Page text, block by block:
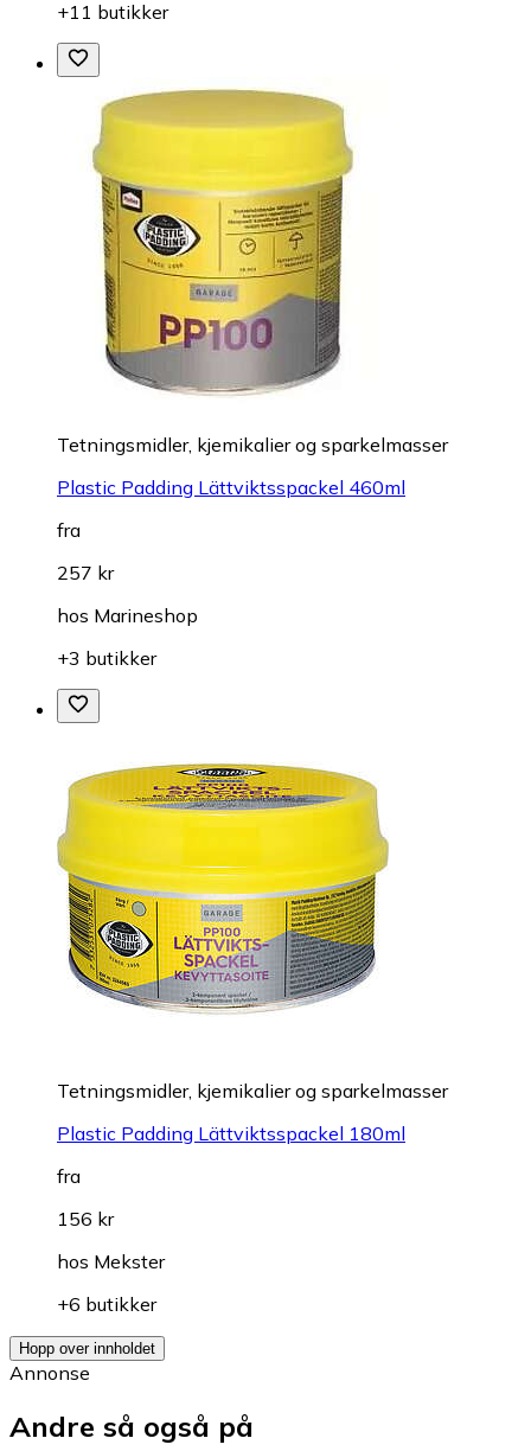
+11 butikker
Tetningsmidler, kjemikalier og sparkelmasser
Plastic Padding Lättviktsspackel 460ml
fra
257 kr
hos Marineshop
+3 butikker
Tetningsmidler, kjemikalier og sparkelmasser
Plastic Padding Lättviktsspackel 180ml
fra
156 kr
hos Mekster
+6 butikker
Hopp over innholdet
Annonse
Andre så også på